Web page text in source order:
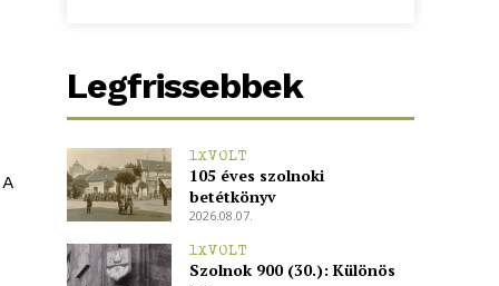
Legfrissebbek
1XVOLT
105 éves szolnoki
betétkönyv
2026.08.07.
1XVOLT
Szolnok 900 (30.): Különös